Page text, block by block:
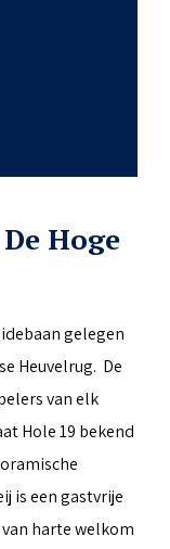
Hoge
gelegen
Heuvelrug. De
van elk
Hole 19 bekend
is een gastvrije
harte welkom